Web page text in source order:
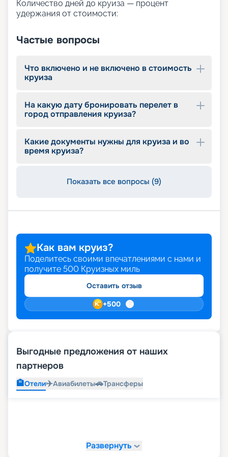
приглашаем подобрать подходящий тур с
помощью сервиса бронирования круизов
выбора на этой странице представлены
значимая информация. Если вы хотите купить
тур по более выгодной цене, воспользуйтесь
сайте и планируйте незабываемый отдых.
Количество дней до круиза — процент
удержания от стоимости:
Частые вопросы
Что включено и не включено в стоимость
круиза
На какую дату бронировать перелет в
город отправления круиза?
Какие документы нужны для круиза и во
время круиза?
Показать все вопросы (9)
Как вам круиз?
Поделитесь своими впечатлениями с нами и
получите 500 Круизных миль
Оставить отзыв
+500
Выгодные предложения от наших
партнеров
🏨Отели✈️Авиабилеты🚗Трансферы
Развернуть